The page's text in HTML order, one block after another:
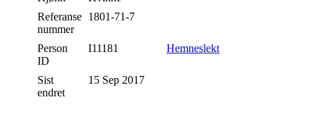
Referanse
nummer
1801-71-7
Person
ID
I11181 Hemneslekt
Sist
endret
15 Sep 2017